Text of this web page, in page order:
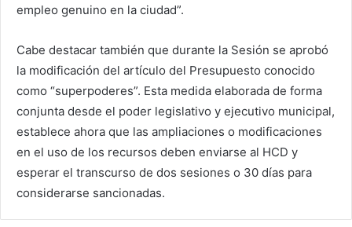
empleo genuino en la ciudad”.
Cabe destacar también que durante la Sesión se aprobó
la modificación del artículo del Presupuesto conocido
como “superpoderes”. Esta medida elaborada de forma
conjunta desde el poder legislativo y ejecutivo municipal,
establece ahora que las ampliaciones o modificaciones
en el uso de los recursos deben enviarse al HCD y
esperar el transcurso de dos sesiones o 30 días para
considerarse sancionadas.